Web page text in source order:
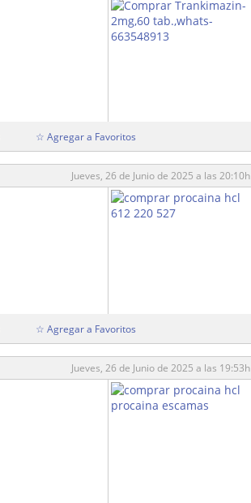
☆ Agregar a Favoritos
Jueves, 26 de Junio de 2025 a las 20:10h
☆ Agregar a Favoritos
Jueves, 26 de Junio de 2025 a las 19:53h